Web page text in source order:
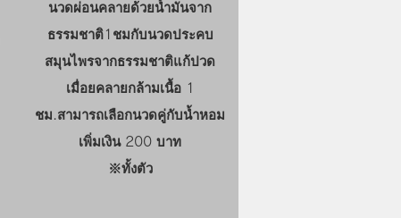
นวดผ่อนคลายด้วยน้ำมันจาก
ธรรมชาติ1ชมกับนวดประคบ
สมุนไพรจากธรรมชาติแก้ปวด
เมื่อยคลายกล้ามเนื้อ 1
ชม.สามารถเลือกนวดคู่กับน้ำหอม
เพิ่มเงิน 200 บาท
​※ทั้งตัว